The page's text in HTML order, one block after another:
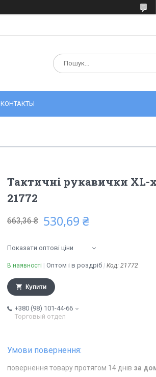
КОНТАКТЫ
Тактичні рукавички XL-
21772
663,36 ₴ 530,69 ₴
Показати оптові ціни
В наявності Оптом і в роздріб Код: 21772
Купити
+380 (98) 101-44-66
Торговый отдел
повернення товару протягом 14 днів за